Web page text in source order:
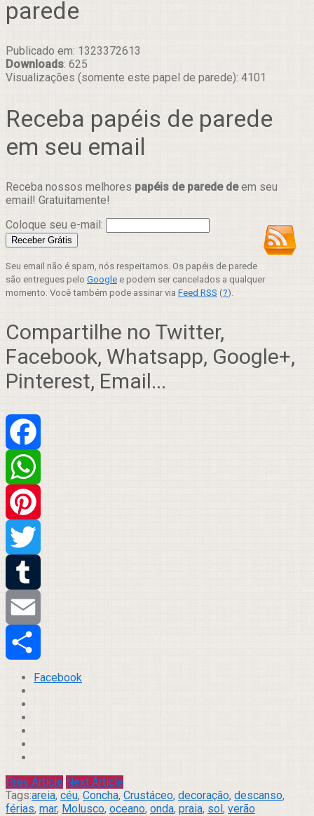
parede
Publicado em: 1323372613
Downloads: 625
Visualizações (somente este papel de parede): 4101
Receba papéis de parede
em seu email
Receba nossos melhores papéis de parede deem seu
email! Gratuitamente!
Coloque seu e-mail:
Seu email não é spam, nós respeitamos. Os papéis de parede
são entregues pelo Google e podem ser cancelados a qualquer
momento. Você também pode assinar via Feed RSS (?).
Compartilhe no Twitter,
Facebook, Whatsapp, Google+,
Pinterest, Email...
Facebook
WhatsApp
Pinterest
Twitter
Tumblr
Email
Compartilhar
Facebook
Prev Article Next Article
Tags:areia, céu, Concha, Crustáceo, decoração, descanso,
férias, mar, Molusco, oceano, onda, praia, sol, verão